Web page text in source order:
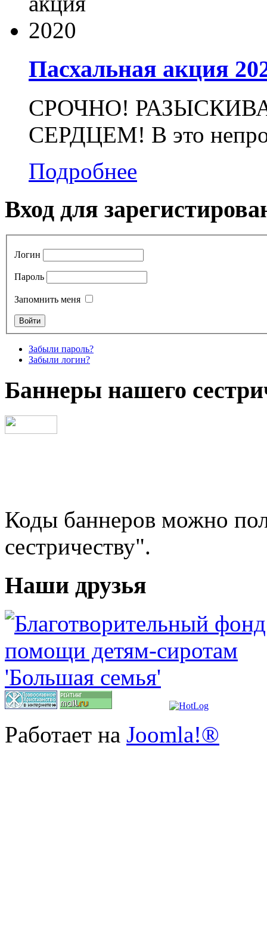
Пасхальная акция
СРОЧНО!
СЕРДЦЕМ! В это
Подробнее
Вход для
Логин
Пароль
Запомнить меня
Забыли пароль?
Забыли логин?
Баннеры нашего
Коды баннеров можно
сестричеству".
Наши друзья
Работает на Joomla!®